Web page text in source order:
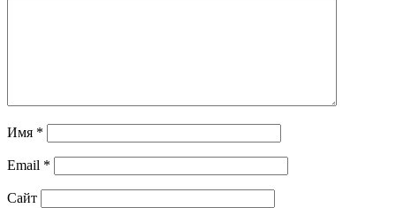
Имя *
Email *
Сайт